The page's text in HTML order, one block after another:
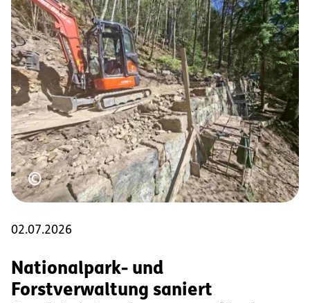
©Urheberrecht
02.07.2026
Nationalpark- und
Forstverwaltung saniert